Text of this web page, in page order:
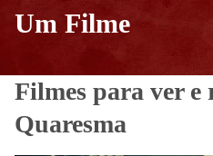
Um Filme
Filmes para ver e
Quaresma